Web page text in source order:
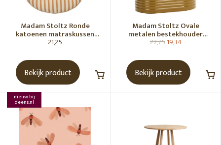
Madam Stoltz Ronde
katoenen matraskussen
Gebroken wit, donkere
21,25
Bekijk product
Madam Stoltz Ovale
metalen bestekhouder
Tapenade
22,7519,34
Bekijk product
nieuw bij
deens.nl